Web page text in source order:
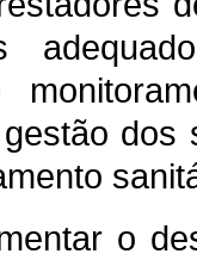
dos
o